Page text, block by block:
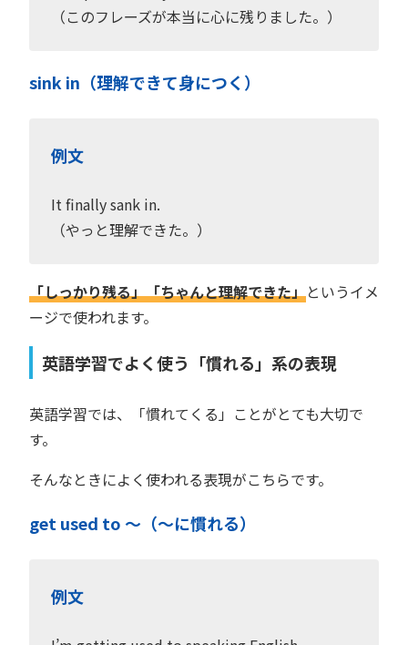
（このフレーズが本当に心に残りました。）
sink in（理解できて身につく）
例文
It finally sank in.
（やっと理解できた。）
「しっかり残る」「ちゃんと理解できた」というイメ
ージで使われます。
英語学習でよく使う「慣れる」系の表現
英語学習では、「慣れてくる」ことがとても大切で
す。
そんなときによく使われる表現がこちらです。
get used to 〜（〜に慣れる）
例文